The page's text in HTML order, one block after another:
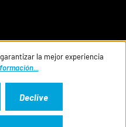
la mejor experiencia
Declive